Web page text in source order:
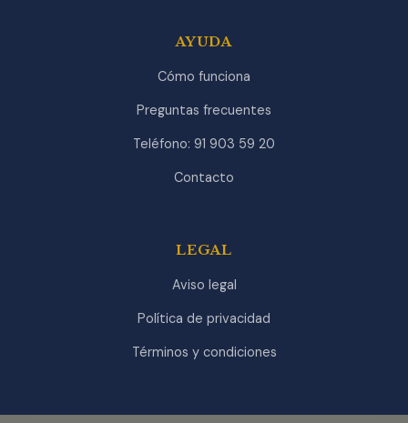
AYUDA
Cómo funciona
Preguntas frecuentes
Teléfono: 91 903 59 20
Contacto
LEGAL
Aviso legal
Política de privacidad
Términos y condiciones